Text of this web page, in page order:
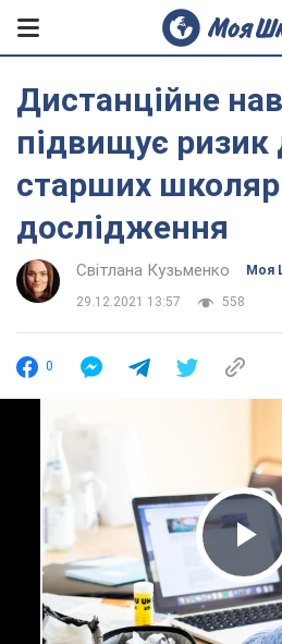
Дистанційне
підвищує ризик
старших
дослідження
Світлана Кузьменко Моя
29.12.2021 13:57 558
0